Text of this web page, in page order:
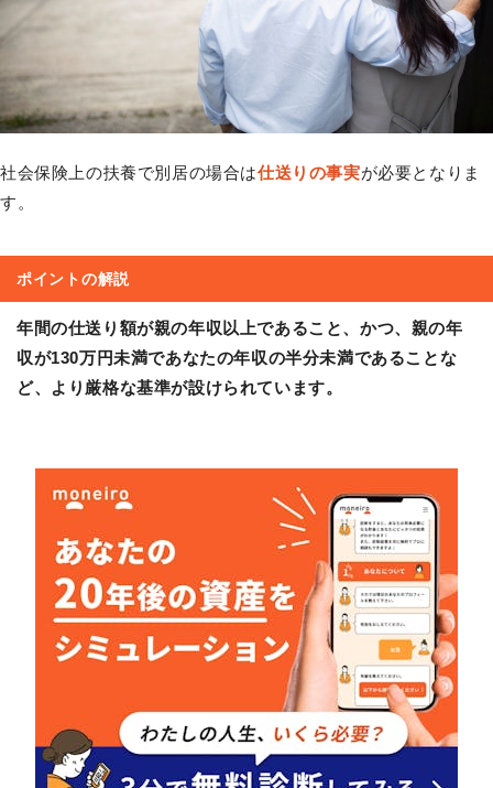
社会保険上の扶養で別居の場合は仕送りの事実が必要となりま
す。
ポイントの解説
年間の仕送り額が親の年収以上であること、かつ、親の年
収が130万円未満であなたの年収の半分未満であることな
ど、より厳格な基準が設けられています。